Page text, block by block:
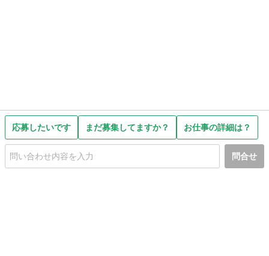
応募したいです まだ募集してますか？ お仕事の詳細は？
問合せ